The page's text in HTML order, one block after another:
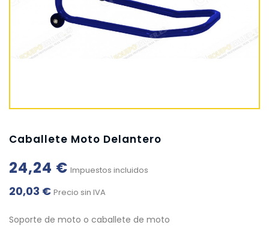
Caballete Moto Delantero
24,24 € Impuestos incluidos
20,03 € Precio sin IVA
Soporte de moto o caballete de moto